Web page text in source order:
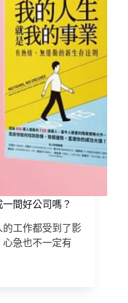
間好公司嗎？
工作都受到了影
急也不一定有